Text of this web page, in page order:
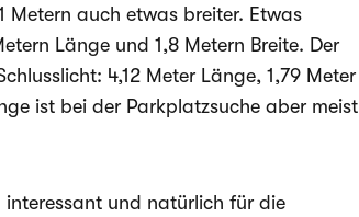
Metern auch etwas breiter. Etwas
Länge und 1,8 Metern Breite. Der
4,12 Meter Länge, 1,79 Meter
ist bei der Parkplatzsuche aber meist
interessant und natürlich für die